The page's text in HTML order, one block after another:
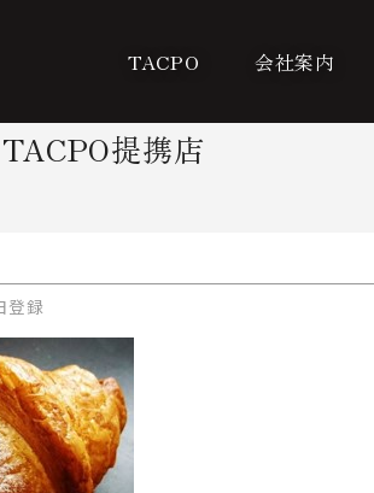
TACPO 会社案内
TACPO提携店
登録